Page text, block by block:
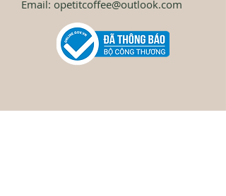
Email: opetitcoffee@outlook.com